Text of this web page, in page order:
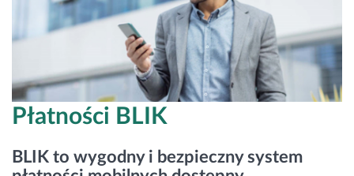
Placówki i bankomaty
Bezpieczeństwo
Zaloguj się
Płatności BLIK
BLIK to wygodny i bezpieczny system